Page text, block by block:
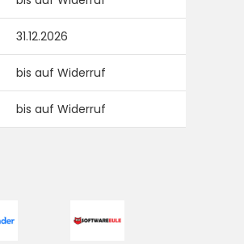
31.12.2026
bis auf Widerruf
bis auf Widerruf